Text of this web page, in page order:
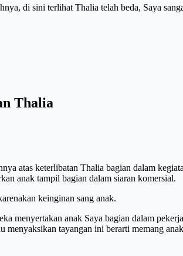
di sini terlihat Thalia telah beda, Saya
Thalia
atas keterlibatan Thalia bagian dalam
anak tampil bagian dalam siaran komersial.
keinginan sang anak.
menyertakan anak Saya bagian dalam
menyaksikan tayangan ini berarti memang